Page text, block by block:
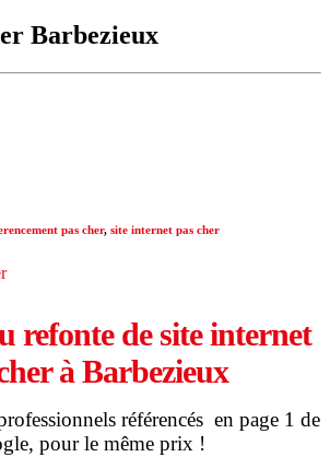
Barbezieux
pas cher, site internet pas cher
refonte de site internet
à Barbezieux
référencés en page 1 de
pour le même prix !